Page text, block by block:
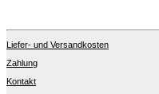
Liefer- und Versandkosten
Zahlung
Kontakt